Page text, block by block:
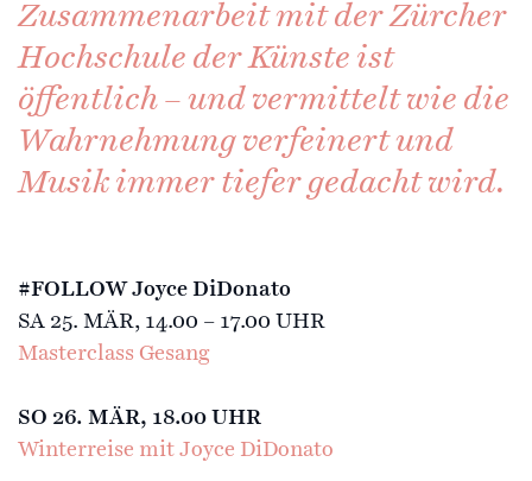
Zusammenarbeit mit der Zürcher
Hochschule der Künste ist
öffentlich – und vermittelt wie die
Wahrnehmung verfeinert und
Musik immer tiefer gedacht wird.
#FOLLOW Joyce DiDonato
SA 25. MÄR, 14.00 – 17.00 UHR
Masterclass Gesang
SO 26. MÄR, 18.00 UHR
Winterreise mit Joyce DiDonato